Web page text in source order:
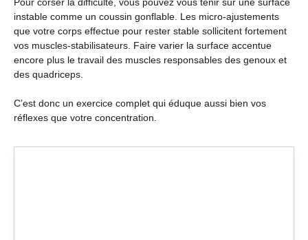
instable comme un coussin gonflable. Les micro-ajustements
que votre corps effectue pour rester stable sollicitent fortement
vos muscles-stabilisateurs. Faire varier la surface accentue
encore plus le travail des muscles responsables des genoux et
des quadriceps.
C’est donc un exercice complet qui éduque aussi bien vos
réflexes que votre concentration.